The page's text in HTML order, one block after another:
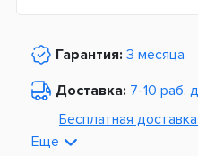
Гарантия: 3 месяца
Доставка: 7-10 раб.
Бесплатная
Еще